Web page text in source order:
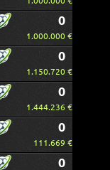
0
1.000.000 €
0
1.150.720 €
0
1.444.236 €
0
111.669 €
0